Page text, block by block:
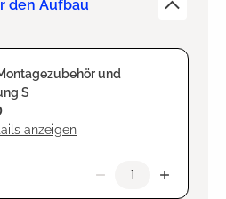
den Aufbau
und
S
anzeigen